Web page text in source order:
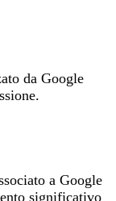
da Google
a Google
significativo